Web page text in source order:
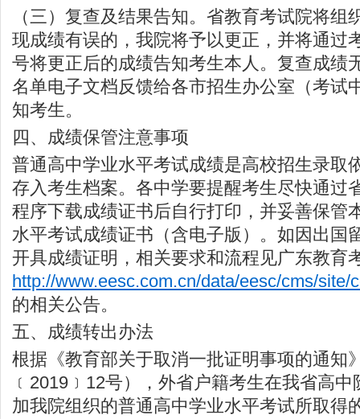
（三）复查及结果告知。省教育考试院将组
现成绩有误的，我院将予以更正，并将通过
号将更正后的成绩告知考生本人。复查成绩
名单电子文档反馈给各市招生办公室（考试
知考生。
四、成绩保管注意事项
普通高中学业水平考试成绩是高校招生录取
存入考生档案。各中学要提醒考生尽快通过
程序下载成绩证书后自行打印，并妥善保管
水平考试成绩证书（含电子版）。如因出国
开具成绩证明，相关要求和流程见广东教育
http://www.eesc.com.cn/data/eesc/cms/site/
的相关公告。
五、成绩转出办法
根据《教育部关于取消一批证明事项的通知
﹝2019﹞12号），外省户籍考生在我省高
加我院组织的普通高中学业水平考试所取得